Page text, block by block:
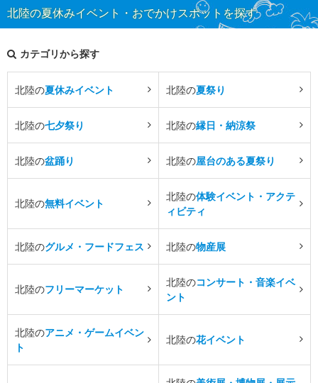
北陸の夏休みイベント・おでかけスポットを探す
カテゴリから探す
北陸の夏休みイベント 北陸の夏祭り
北陸の七夕祭り 北陸の縁日・納涼祭
北陸の盆踊り 北陸の屋台のある夏祭り
北陸の無料イベント
北陸の体験イベント・アクテ
ィビティ
北陸のグルメ・フードフェス 北陸の物産展
北陸のフリーマーケット
北陸のコンサート・音楽イベ
ント
北陸のアニメ・ゲームイベン
ト
北陸の花イベント